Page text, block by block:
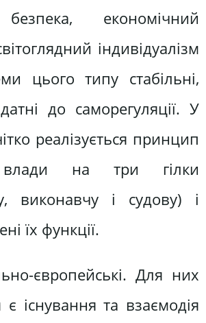
економічний
індивідуалізм
цього типу стабільні,
до саморегуляції. У
реалізується принцип
влади на три гілки
виконавчу і судову) і
їх функції.
європейські. Для них
існування та взаємодія